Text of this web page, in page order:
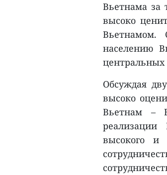
Вьетнама за
высоко
Вьетнамом.
населению
Обсуждая
высоко
Вьетнам –
высокого и